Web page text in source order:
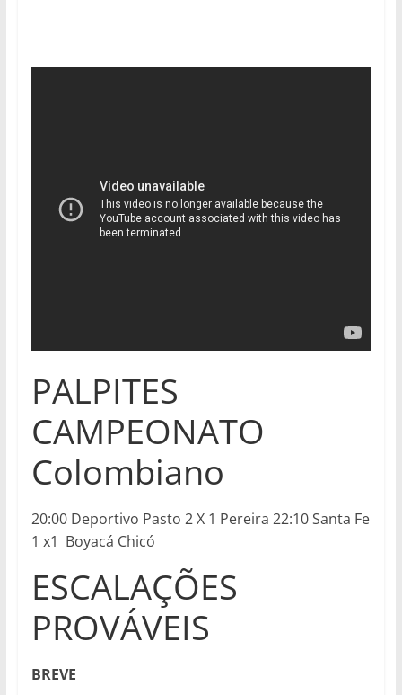
PALPITES
CAMPEONATO
Colombiano
20:00 Deportivo Pasto 2 X 1 Pereira 22:10 Santa Fe
1 x1 Boyacá Chicó
ESCALAÇÕES
PROVÁVEIS
BREVE